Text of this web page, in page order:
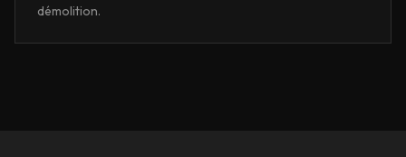
démolition.